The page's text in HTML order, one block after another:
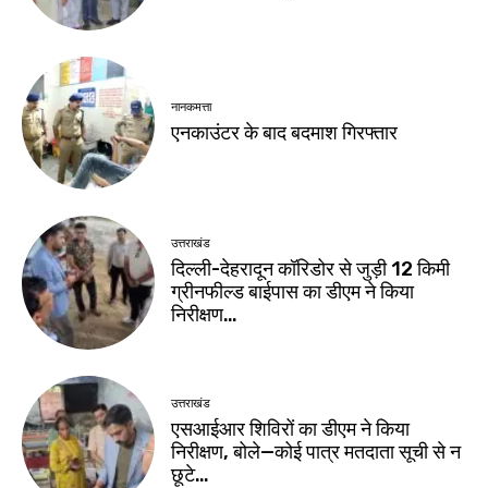
नानकमत्ता
एनकाउंटर के बाद बदमाश गिरफ्तार
उत्तराखंड
दिल्ली-देहरादून कॉरिडोर से जुड़ी 12 किमी
ग्रीनफील्ड बाईपास का डीएम ने किया
निरीक्षण…
उत्तराखंड
एसआईआर शिविरों का डीएम ने किया
निरीक्षण, बोले—कोई पात्र मतदाता सूची से न
छूटे…